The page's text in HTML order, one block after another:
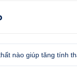
nào giúp tăng tính